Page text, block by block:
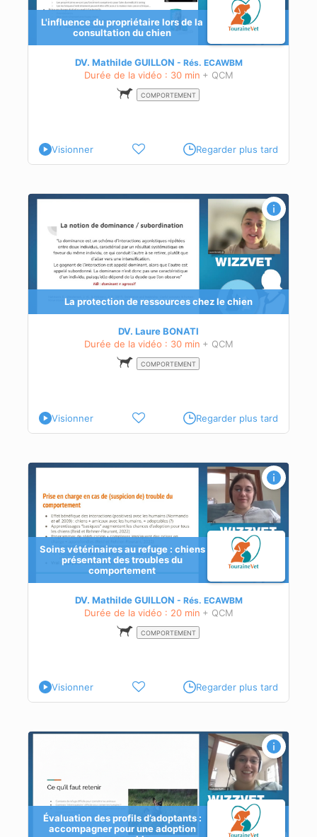
L'influence du propriétaire lors de la
consultation du chien
DV. Mathilde GUILLON Rés. ECAWBM
Durée de la vidéo : 30 min + QCM
COMPORTEMENT
Visionner Regarder plus tard
La protection de ressources chez le chien
DV. Laure BONATI
Durée de la vidéo : 30 min + QCM
COMPORTEMENT
Visionner Regarder plus tard
Soins vétérinaires au refuge : chiens
présentant des troubles du
comportement
DV. Mathilde GUILLON Rés. ECAWBM
Durée de la vidéo : 20 min + QCM
COMPORTEMENT
Visionner Regarder plus tard
Évaluation des profils d’adoptants :
accompagner pour une adoption